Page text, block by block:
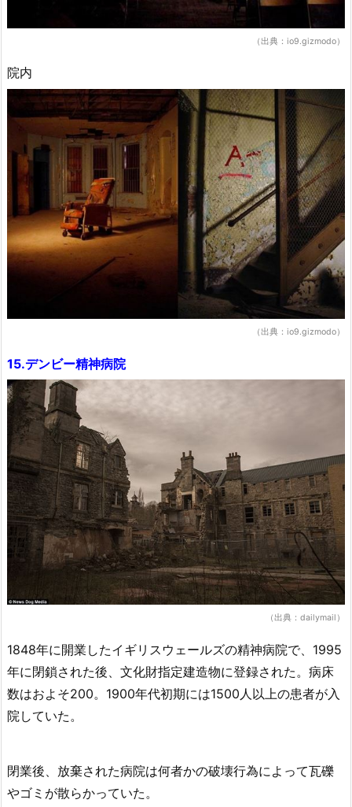
（出典：io9.gizmodo）
院内
（出典：io9.gizmodo）
15.デンビー精神病院
（出典：dailymail）
1848年に開業したイギリスウェールズの精神病院で、1995
年に閉鎖された後、文化財指定建造物に登録された。病床
数はおよそ200。1900年代初期には1500人以上の患者が入
院していた。
閉業後、放棄された病院は何者かの破壊行為によって瓦礫
やゴミが散らかっていた。